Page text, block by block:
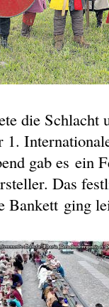
die
1.
gab es ein
Das
Bankett ging